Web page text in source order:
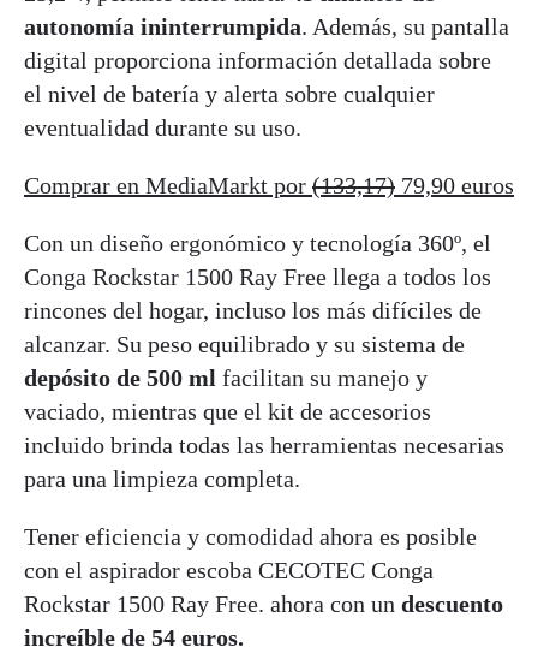
autonomía ininterrumpida. Además, su pantalla
digital proporciona información detallada sobre
el nivel de batería y alerta sobre cualquier
eventualidad durante su uso.
Comprar en MediaMarkt por (133,17) 79,90 euros
Con un diseño ergonómico y tecnología 360º, el
Conga Rockstar 1500 Ray Free llega a todos los
rincones del hogar, incluso los más difíciles de
alcanzar. Su peso equilibrado y su sistema de
depósito de 500 ml facilitan su manejo y
vaciado, mientras que el kit de accesorios
incluido brinda todas las herramientas necesarias
para una limpieza completa.
Tener eficiencia y comodidad ahora es posible
con el aspirador escoba CECOTEC Conga
Rockstar 1500 Ray Free. ahora con un descuento
increíble de 54 euros.